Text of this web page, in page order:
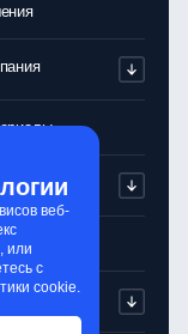
веб-
или
с
cookie.